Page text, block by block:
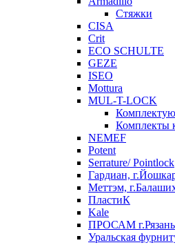
Стяжки
CISA
Crit
ECO SCHULTE
GEZE
ISEO
Mottura
MUL-T-LOCK
Комплекты
NEMEF
Potent
Serrature/ Pointlock
Гардиан,
Меттэм,
ПластиК
Kale
ПРОСАМ г.Рязань
Уральская